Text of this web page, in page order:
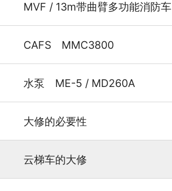
MVF / 13m带曲臂多功能消防车
CAFS MMC3800
水泵 ME-5 / MD260A
大修的必要性
云梯车的大修